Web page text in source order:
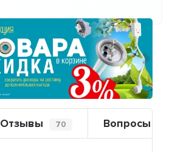
Отзывы 70 Вопросы